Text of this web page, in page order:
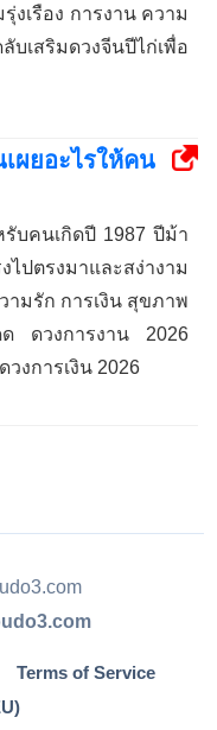
งเรือง การงาน ความ
เสริมดวงจีนปีไก่เพื่อ
ผยอะไรให้คน
บคนเกิดปี 1987 ปีม้า
ไปตรงมาและสง่างาม
ามรัก การเงิน สุขภาพ
ด ดวงการงาน 2026
งการเงิน 2026
Terms of Service